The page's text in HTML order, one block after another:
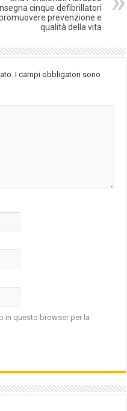
cinque defibrillatori
prevenzione e
qualità della vita
I campi obbligatori sono
in questo browser per la